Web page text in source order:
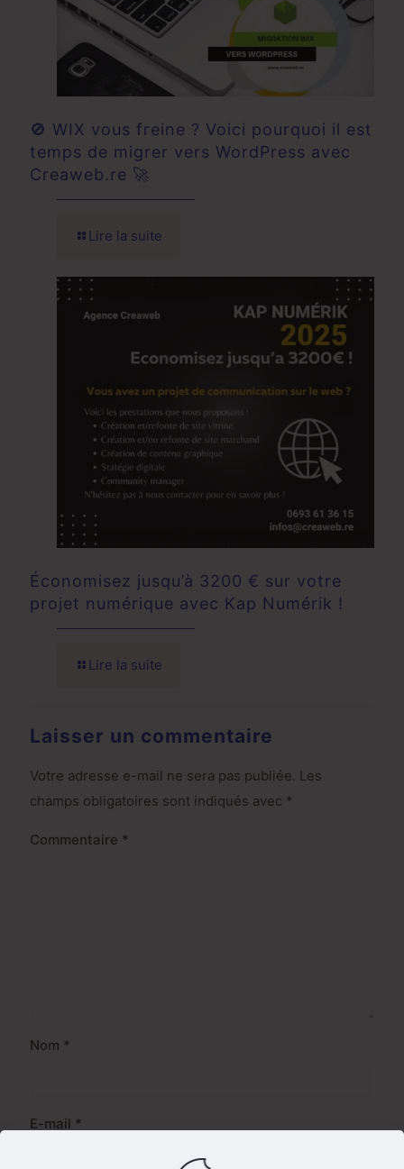
🚫 WIX vous freine ? Voici pourquoi il est
temps de migrer vers WordPress avec
Creaweb.re 🚀
Lire la suite
Économisez jusqu’à 3200 € sur votre
projet numérique avec Kap Numérik !
Lire la suite
Laisser un commentaire
Votre adresse e-mail ne sera pas publiée. Les
champs obligatoires sont indiqués avec *
Commentaire *
Nom *
E-mail *